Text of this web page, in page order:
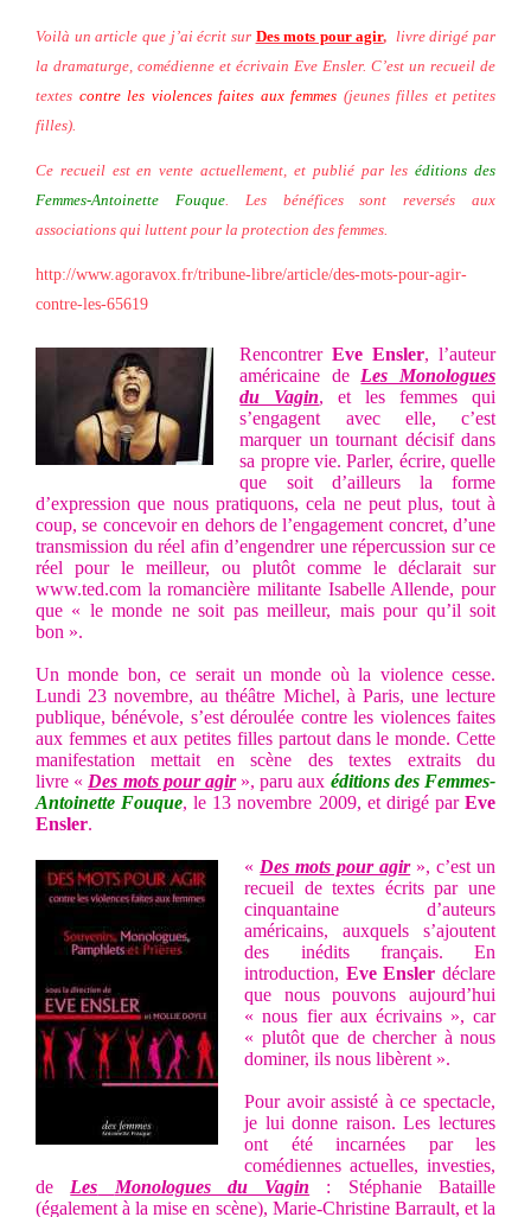
Voilà un article que j’ai écrit sur Des mots pour agir, livre dirigé par
la dramaturge, comédienne et écrivain Eve Ensler. C’est un recueil de
textes contre les violences faites aux femmes (jeunes filles et petites
filles).
Ce recueil est en vente actuellement, et publié par leséditions des
Femmes-Antoinette Fouque. Les bénéfices sont reversés aux
associations qui luttent pour la protection des femmes.
http://www.agoravox.fr/tribune-libre/article/des-mots-pour-agir-
contre-les-65619
RencontrerEve Ensler, l’auteur
américaine de Les Monologues
du Vagin, et les femmes qui
s’engagent avec elle, c’est
marquer un tournant décisif dans
sa propre vie. Parler, écrire, quelle
que soit d’ailleurs la forme
d’expression que nous pratiquons, cela ne peut plus, tout à
coup, se concevoir en dehors de l’engagement concret, d’une
transmission du réel afin d’engendrer une répercussion sur ce
réel pour le meilleur, ou plutôt comme le déclarait sur
www.ted.com la romancière militante Isabelle Allende, pour
que « le monde ne soit pas meilleur, mais pour qu’il soit
bon ».
Un monde bon, ce serait un monde où la violence cesse.
Lundi 23 novembre, au théâtre Michel, à Paris, une lecture
publique, bénévole, s’est déroulée contre les violences faites
aux femmes et aux petites filles partout dans le monde. Cette
manifestation mettait en scène des textes extraits du
livre « Des mots pour agir», paru aux éditions des Femmes-
Antoinette Fouque, le 13 novembre 2009, et dirigé parEve
Ensler.
« Des mots pour agir», c’est un
recueil de textes écrits par une
cinquantaine d’auteurs
américains, auxquels s’ajoutent
des inédits français. En
introduction, Eve Ensler déclare
que nous pouvons aujourd’hui
« nous fier aux écrivains », car
« plutôt que de chercher à nous
dominer, ils nous libèrent ».
Pour avoir assisté à ce spectacle,
je lui donne raison. Les lectures
ont été incarnées par les
comédiennes actuelles, investies,
de Les Monologues du Vagin : Stéphanie Bataille
(également à la mise en scène), Marie-Christine Barrault, et la